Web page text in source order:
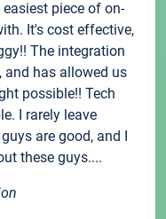
piece of on-
It's cost effective,
The integration
and has allowed us
possible!! Tech
I rarely leave
are good, and I
these guys....